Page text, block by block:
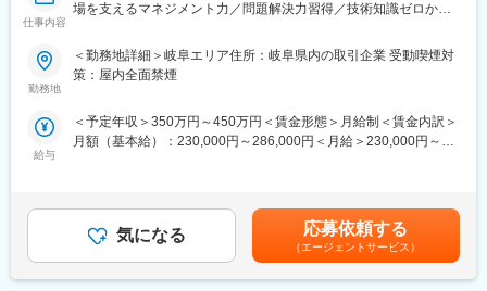
仕事内容
場を支えるマネジメント力／問題解決力習得／技術知識ゼロから
■業務内容：
ます。
施工管理の仕事は、現場での作業を管理・指示・進行することで
・建設途中の工事現場の写真撮影
・現場の安全の管理・指導
・役所やその他関係各所に出す書類の作成
（道路の使用許可・近隣住民への説明など）
勤務地
＜勤務地詳細＞岐阜エリア住所：岐阜県内の取引企業 受動喫煙対
策：屋内全面禁煙
給与
＜予定年収＞350万円～450万円＜賃金形態＞月給制＜賃金内訳＞
月額（基本給）：230,000円～286,000円＜月給＞230,000円～
歳1年目／前職フリーター）月給31万円（28歳3年目／前職営業
職）月給35万円（31歳4年目／前職アパレル販売員）賃金はあく
までも目安の金額であり、選考を通じて上下する可能性がありま
す。月給(月額)は固定手当を含めた表記です。
気になる 応募依頼する
（エージェントサービス）